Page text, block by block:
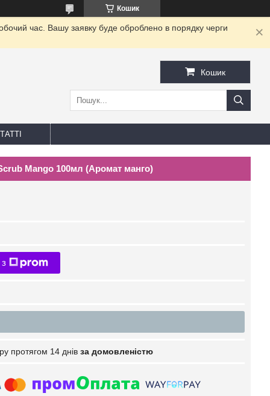
Кошик
час. Вашу заявку буде оброблено в порядку черги
Кошик
Mango 100мл (Аромат манго)
протягом 14 днів за домовленістю